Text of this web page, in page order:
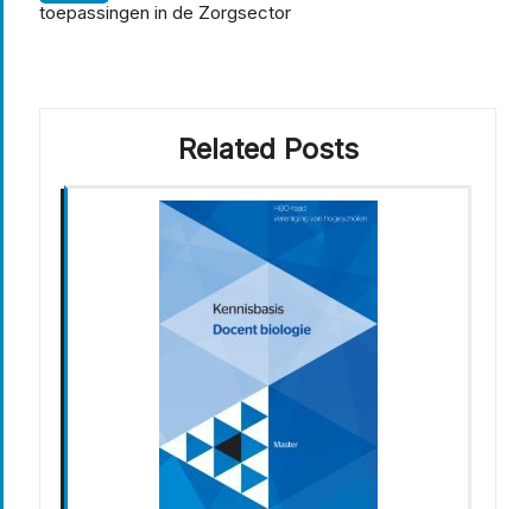
toepassingen in de Zorgsector
Related Posts